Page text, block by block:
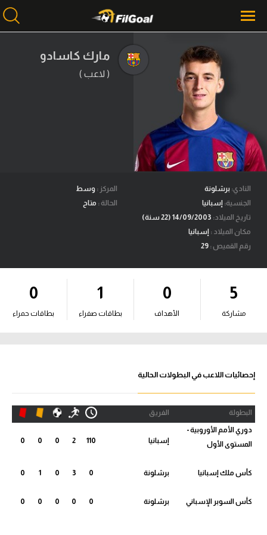
محتوى إخباري
الرئيسية
أخبار
مباريات
ميركاتو
فانتازي في الجول
مسابقة التوقعات
فيديوهات
آراء حرة
ركن الألعاب
الدوري المصري
الدوري الإنجليزي الممتاز
الدوري الإسباني
الدوري الإيطالي
الدوري الألماني
مارك كاسادو
( لاعب )
النادي: برشلونة
الجنسية: إسبانيا
تاريخ الميلاد:
مكان الميلاد : إسبانيا
رقم القميص :
المركز : وسط
الحالة : متاح
5
مشاركة
0
الأهداف
1
بطاقات صفراء
0
بطاقات حمراء
إحصائيات اللاعب في البطولات الحالية
البطولة الفريق
دوري الأمم الأوروبية -
المستوى الأول
إسبانيا 110
2
0
0
0
كأس ملك إسبانيا برشلونة 0
3
0
1
0
كأس السوبر الإسباني برشلونة 0
0
0
0
0